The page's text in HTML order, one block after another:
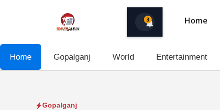
3 Home
Home Gopalganj World Entertainment
Gopalganj